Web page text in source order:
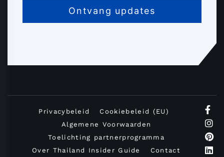
Privacybeleid
Cookiebeleid (EU)
Algemene Voorwaarden
Toelichting partnerprogramma
Over Thailand Insider Guide
Contact